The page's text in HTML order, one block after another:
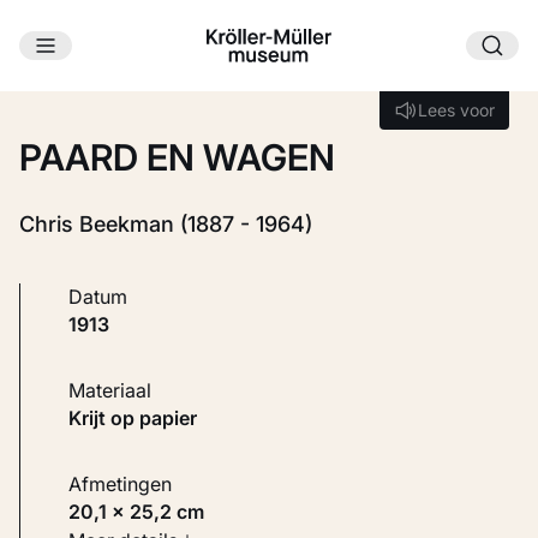
Ga naar hoofdinhoud
Lees voor
Lees voor
PAARD EN WAGEN
Chris Beekman (1887 - 1964)
Datum
1913
Materiaal
Krijt op papier
Afmetingen
20,1 × 25,2 cm